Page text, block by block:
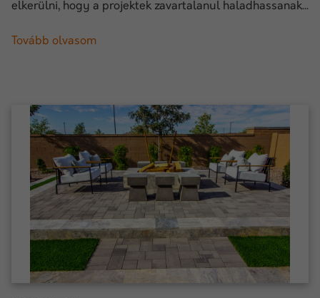
elkerülni, hogy a projektek zavartalanul haladhassanak...
Tovább olvasom